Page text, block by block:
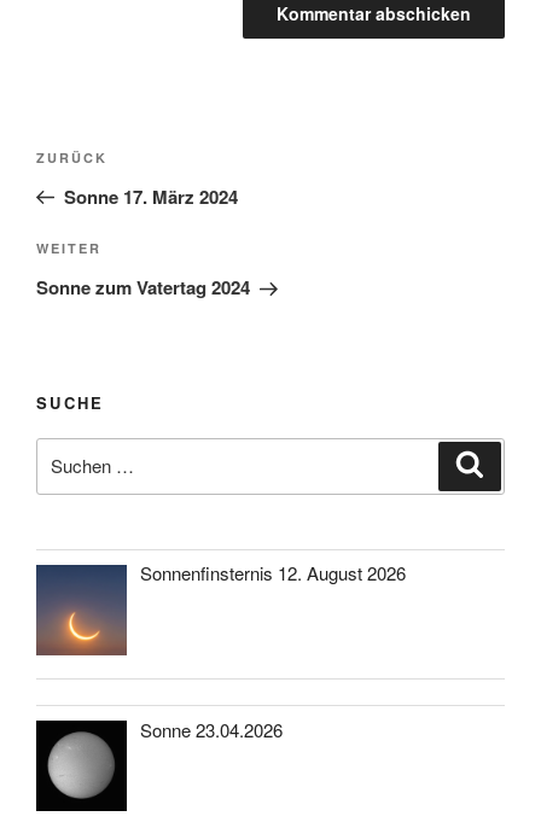
Beitragsnavigation
Vorheriger
Beitrag
ZURÜCK
Sonne 17. März 2024
Nächster
Beitrag
WEITER
Sonne zum Vatertag 2024
SUCHE
nach:
Sonnenfinsternis 12. August 2026
Sonne 23.04.2026